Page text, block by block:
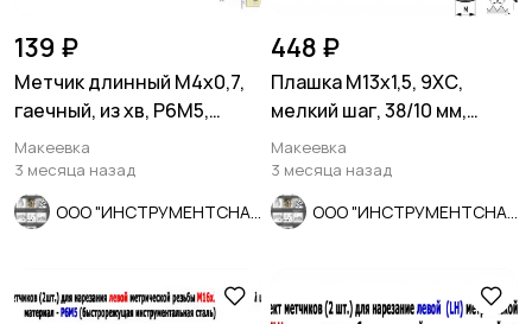
139 ₽
Метчик длинный М4х0,7,
гаечный, из хв, Р6М5,
140/14 мм, СССР.
Макеевка
3 месяца назад
448 ₽
Плашка М13х1,5, 9ХС,
мелкий шаг, 38/10 мм,
ГОСТ 7740-71.
Макеевка
3 месяца назад